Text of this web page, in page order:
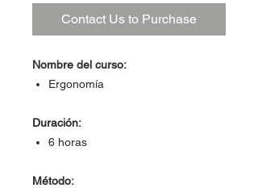
Contact Us to Purchase
Nombre del curso:
Ergonomía
Duración:
6 horas
Método: